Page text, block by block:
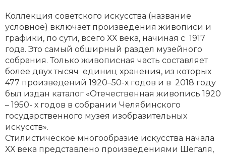
Коллекция советского искусства (название
условное) включает произведения живописи и
графики, по сути, всего ХХ века, начиная с 1917
года. Это самый обширный раздел музейного
собрания. Только живописная часть составляет
более двух тысяч единиц хранения, из которых
477 произведений 1920–50-х годов и в 2018 году
был издан каталог «Отечественная живопись 1920
– 1950- х годов в собрании Челябинского
государственного музея изобразительных
искусств».
Стилистическое многообразие искусства начала
ХХ века представлено произведениями Шегаля,